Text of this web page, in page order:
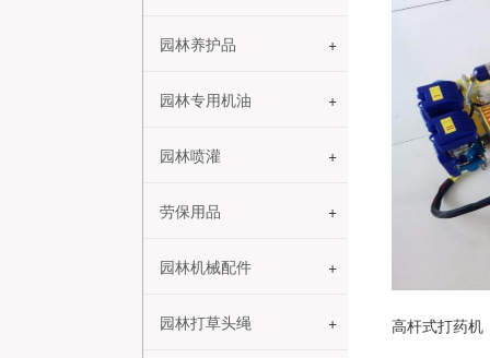
园林养护品
园林专用机油
园林喷灌
劳保用品
园林机械配件
园林打草头绳 高杆式打药机